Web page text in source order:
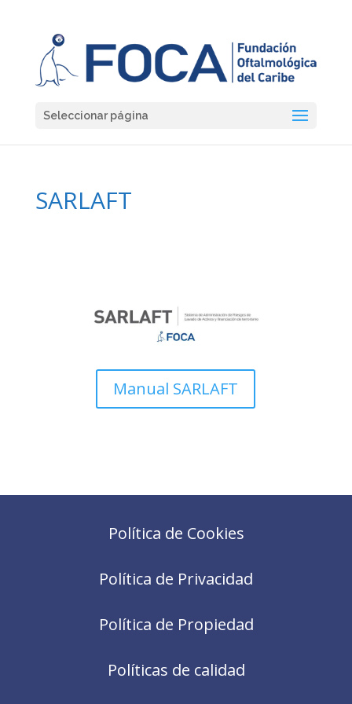
Seleccionar página
SARLAFT
Manual SARLAFT
Política de Cookies
Política de Privacidad
Política de Propiedad
Políticas de calidad